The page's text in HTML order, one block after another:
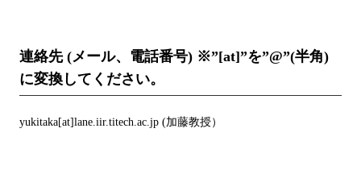
連絡先 (メール、電話番号) ※”[at]”を”@”(半角)
に変換してください。
yukitaka[at]lane.iir.titech.ac.jp (加藤教授）